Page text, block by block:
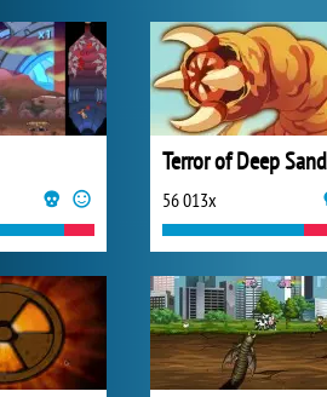
Terror of Deep Sand
56 013x